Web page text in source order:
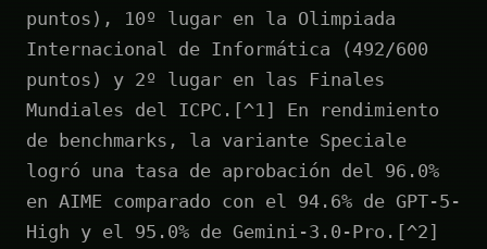
puntos), 10º lugar en la Olimpiada
Internacional de Informática (492/600
puntos) y 2º lugar en las Finales
Mundiales del ICPC.[^1] En rendimiento
de benchmarks, la variante Speciale
logró una tasa de aprobación del 96.0%
en AIME comparado con el 94.6% de GPT-5-
High y el 95.0% de Gemini-3.0-Pro.[^2]